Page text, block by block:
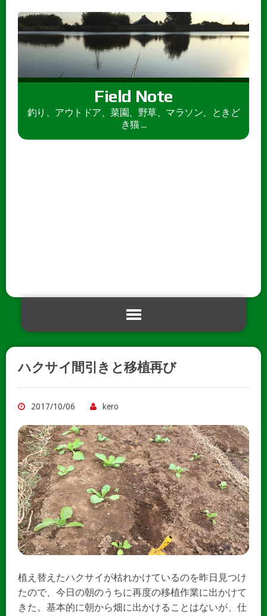
Field Note
釣り、アウトドア、菜園、野草、マラソン、ときど
き猫 ...
ハクサイ間引きと移植再び
2017/10/06 kero
植え替えたハクサイが枯れかけているのを昨日見つけ
たので、今日の朝のうちに再度の移植作業に出かけて
きた。基本的に朝から畑に出かけることはないが、仕